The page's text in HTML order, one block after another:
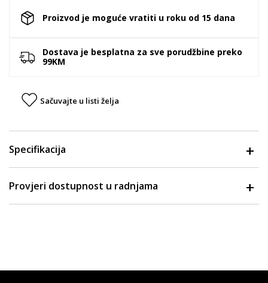
Proizvod je moguće vratiti u roku od 15 dana
Dostava je besplatna za sve porudžbine preko
99KM
Sačuvajte u listi želja
Specifikacija
Provjeri dostupnost u radnjama